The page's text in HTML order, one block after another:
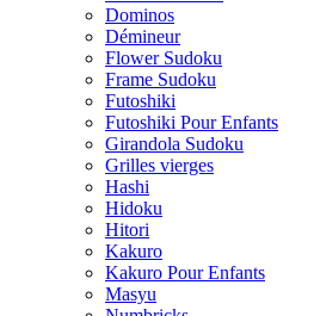
Dominos
Démineur
Flower Sudoku
Frame Sudoku
Futoshiki
Futoshiki Pour Enfants
Girandola Sudoku
Grilles vierges
Hashi
Hidoku
Hitori
Kakuro
Kakuro Pour Enfants
Masyu